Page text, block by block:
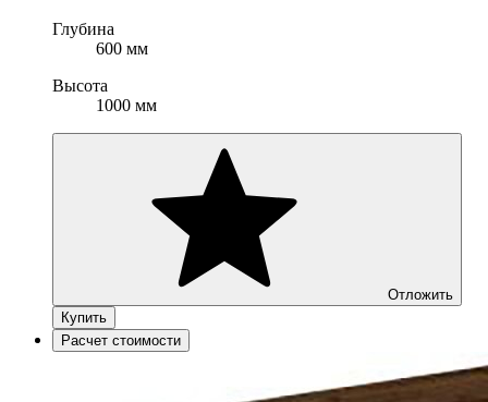
Глубина
600 мм
Высота
1000 мм
Отложить
Купить
Расчет стоимости